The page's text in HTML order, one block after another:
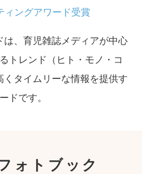
ィングアワード受賞
、育児雑誌メディアが中心
トレンド（ヒト・モノ・コ
くタイムリーな情報を提供す
ドです。
ォトブック